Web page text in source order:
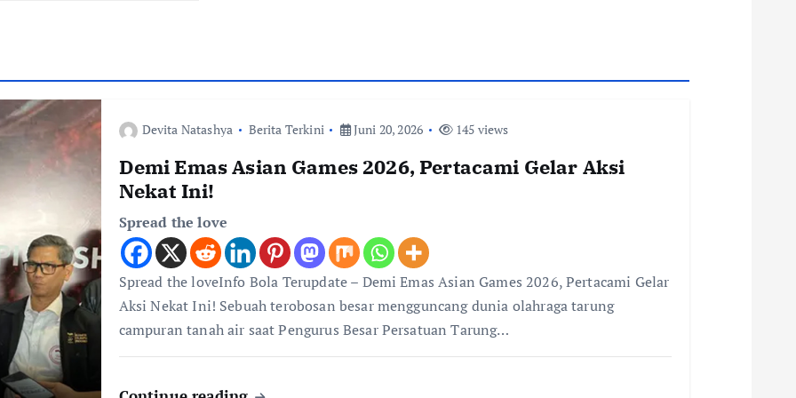
Devita Natashya Berita Terkini Juni 20, 2026 145 views
Demi Emas Asian Games 2026, Pertacami Gelar Aksi
Nekat Ini!
Spread the love
Spread the loveInfo Bola Terupdate – Demi Emas Asian Games 2026, Pertacami Gelar
Aksi Nekat Ini! Sebuah terobosan besar mengguncang dunia olahraga tarung
campuran tanah air saat Pengurus Besar Persatuan Tarung…